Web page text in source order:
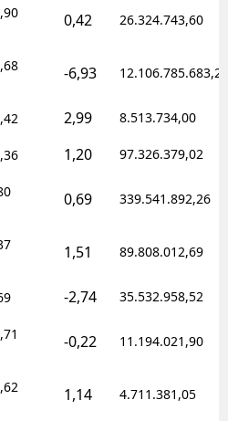
0,42 26.324.743,60
-6,93 12.106.785.683,20
2,99 8.513.734,00
1,20 97.326.379,02
0,69 339.541.892,26
1,51 89.808.012,69
-2,74 35.532.958,52
-0,22 11.194.021,90
1,14 4.711.381,05